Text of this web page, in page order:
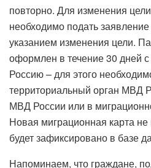
повторно. Для изменения
необходимо подать
указанием изменения цели.
оформлен в течение 30 дней
Россию – для этого
территориальный орган МВД
МВД России или в
Новая миграционная карта
будет зафиксировано в базе
Напоминаем, что граждане,